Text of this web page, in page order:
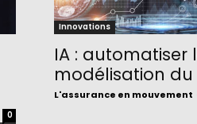
0
Innovations
IA : automatiser
modélisation du
L'assurance en mouvement